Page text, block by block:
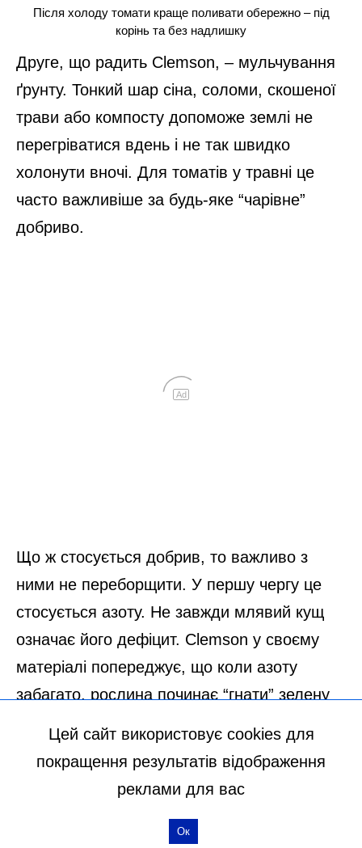
Цей сайт використовує cookies для
покращення результатів відображення
реклами для вас
Ок